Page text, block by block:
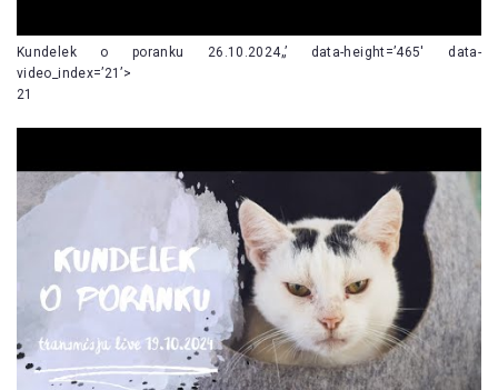
Kundelek o poranku 26.10.2024„’ data-height=’465′ data-
video_index=’21’>
21